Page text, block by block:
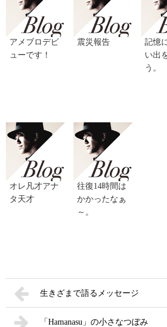
アメブロデビ
ューです！
震災報告
記憶
い出
う。
オレ凡才アナ
タ天才
往復14時間は
かかったなぁ
～。
生きざまで語るメッセージ
「Hamanasu」の小さなつぼみ